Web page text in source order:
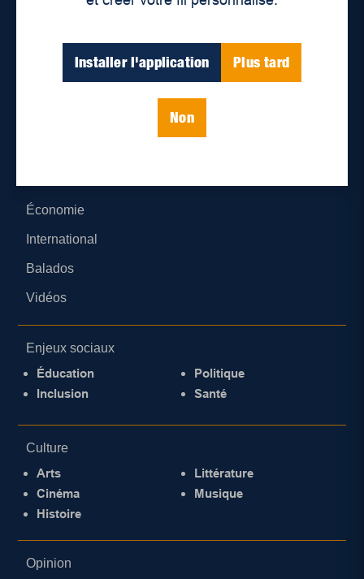
Installer l'application Plus tard
Non
Économie
International
Balados
Vidéos
Enjeux sociaux
Éducation
Inclusion
Politique
Santé
Culture
Arts
Cinéma
Histoire
Littérature
Musique
Opinion